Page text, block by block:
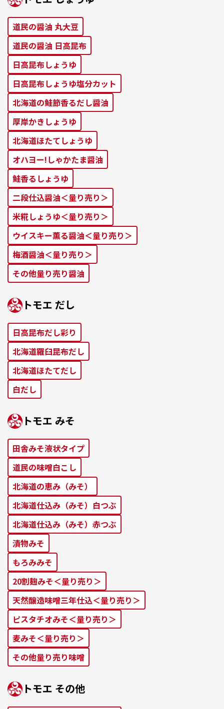
道⺠の醤油 丸⼤⾖
道⺠の醤油 ⽇⾼昆布
⽇⾼昆布しょうゆ
⽇⾼昆布しょうゆ塩分カット
北海道の鮭節⾹るだし醤油
厚岸かきしょうゆ
北海道ほたてしょうゆ
オハヨー!しゃかたま醤油
鮭⾹るしょうゆ
二段仕込醤油＜量り売り＞
米糀しょうゆ＜量り売り＞
ウイスキー薫る醤油＜量り売り＞
梅酒醤油＜量り売り＞
その他量り売り醤油
トモエ だし
⽇⾼昆布だし彩り
北海道羅⾅昆布だし
北海道ほたてだし
⽩だし
トモエ みそ
田舎みそ液状タイプ
道⺠の味噌⽩こし
北海道の恵み（みそ）
北海道仕込み（みそ）⽩つぶ
北海道仕込み（みそ）⾚つぶ
漬物みそ
もろみみそ
20割麹みそ＜量り売り＞
天然醸造味噌三年仕込＜量り売り＞
ピスタチオみそ＜量り売り＞
麦みそ＜量り売り＞
その他量り売り味噌
トモエ その他